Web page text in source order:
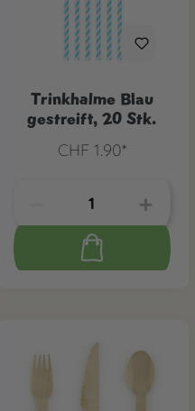
Trinkhalme Blau
gestreift, 20 Stk.
CHF 1.90*